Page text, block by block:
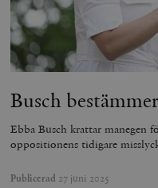
Busch
Ebba Busch krattar manegen
oppositionens tidigare
Publicerad 27 juni 2025